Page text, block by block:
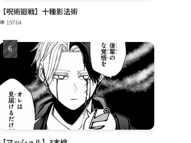
【呪術廻戦】十種影法術
19764